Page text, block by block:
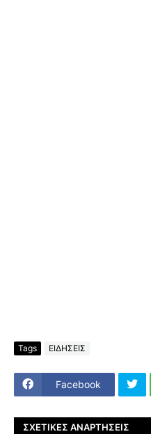
Tags ΕΙΔΗΣΕΙΣ
Facebook
ΣΧΕΤΙΚΈΣ ΑΝΑΡΤΉΣΕΙΣ